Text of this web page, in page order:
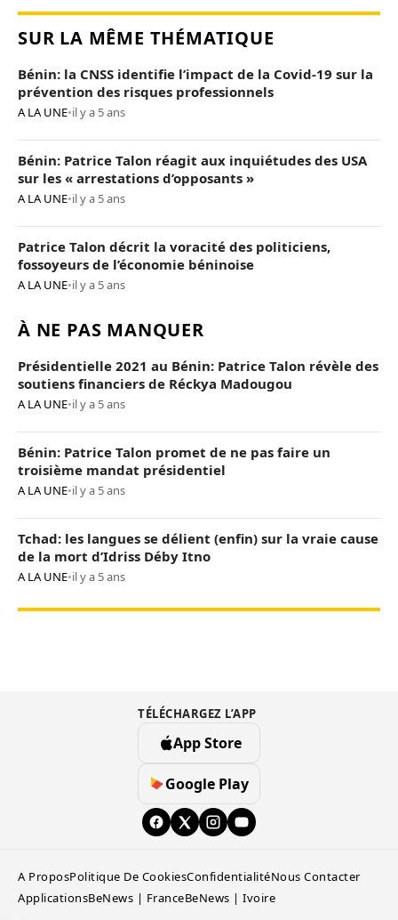
SUR LA MÊME THÉMATIQUE
Bénin: la CNSS identifie l’impact de la Covid-19 sur la
prévention des risques professionnels
A LA UNE•il y a 5 ans
Bénin: Patrice Talon réagit aux inquiétudes des USA
sur les « arrestations d’opposants »
A LA UNE•il y a 5 ans
Patrice Talon décrit la voracité des politiciens,
fossoyeurs de l’économie béninoise
A LA UNE•il y a 5 ans
À NE PAS MANQUER
Présidentielle 2021 au Bénin: Patrice Talon révèle des
soutiens financiers de Réckya Madougou
A LA UNE•il y a 5 ans
Bénin: Patrice Talon promet de ne pas faire un
troisième mandat présidentiel
A LA UNE•il y a 5 ans
Tchad: les langues se délient (enfin) sur la vraie cause
de la mort d’Idriss Déby Itno
A LA UNE•il y a 5 ans
TÉLÉCHARGEZ L’APP
App Store
Google Play
A ProposPolitique De CookiesConfidentialitéNous Contacter
ApplicationsBeNews | FranceBeNews | Ivoire